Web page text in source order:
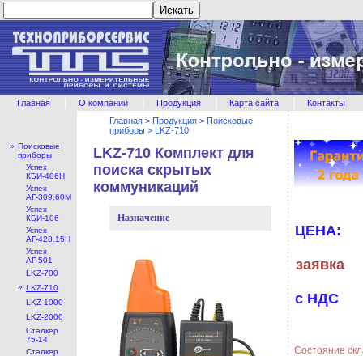
Главная О компании Продукция Карта сайта Контакты
» Поисковые
приборы
Успех
КБИ-406Н
Успех
АГ-309.60М
Успех
КБИ-106
Успех
АГ-428.15Н
Успех
АГ-501
LKZ-700
» LKZ-710
LKZ-1000
LKZ-2000
Сталкер
75-14
Сталкер
Главная > Продукция > Поисковые
приборы > LKZ-710
LKZ-710 Комплект для
поиска скрытых
коммуникаций
Назначение
ЦЕНА:
заявка
с НДС
Состояние